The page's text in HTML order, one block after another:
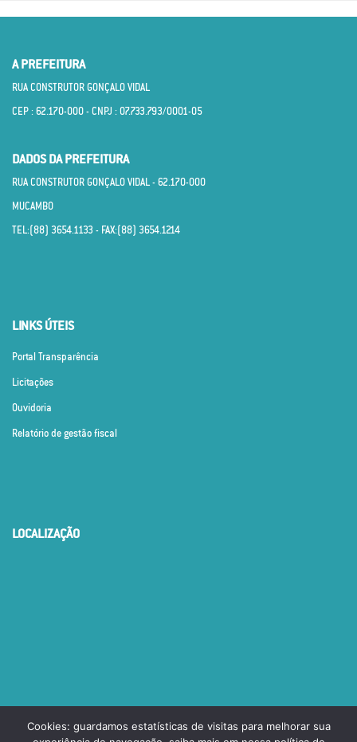
A PREFEITURA
RUA CONSTRUTOR GONÇALO VIDAL
CEP : 62.170­-000 - CNPJ : 07.733.793/0001­-05
DADOS DA PREFEITURA
RUA CONSTRUTOR GONÇALO VIDAL - 62.170­-000
MUCAMBO
TEL:(88) 3654.1133 - FAX:(88) 3654.1214
LINKS ÚTEIS
Portal Transparência
Licitações
Ouvidoria
Relatório de gestão fiscal
LOCALIZAÇÃO
Cookies: guardamos estatísticas de visitas para melhorar sua